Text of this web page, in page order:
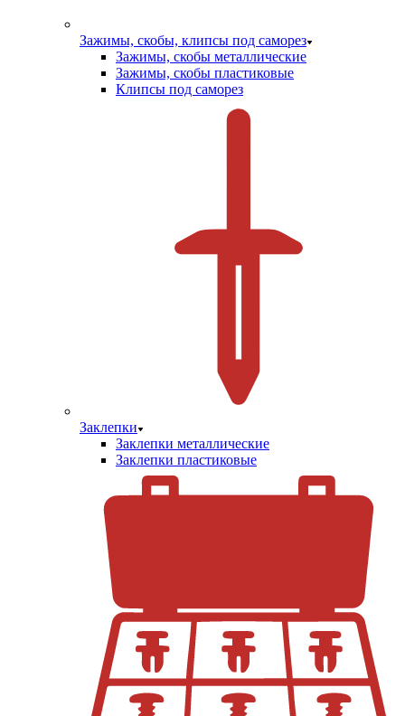
Зажимы, скобы, клипсы под саморез
Зажимы, скобы металлические
Зажимы, скобы пластиковые
Клипсы под саморез
Заклепки
Заклепки металлические
Заклепки пластиковые